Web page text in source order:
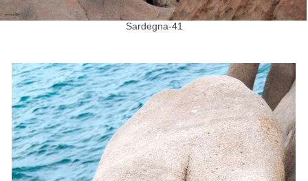
Sardegna-41